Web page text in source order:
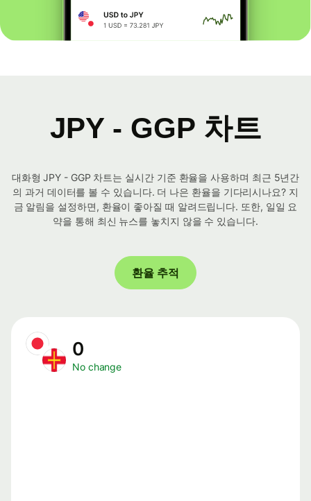
JPY - GGP 차트
대화형 JPY - GGP 차트는 실시간 기준 환율을 사용하며 최근 5년간
의 과거 데이터를 볼 수 있습니다. 더 나은 환율을 기다리시나요? 지
금 알림을 설정하면, 환율이 좋아질 때 알려드립니다. 또한, 일일 요
약을 통해 최신 뉴스를 놓치지 않을 수 있습니다.
환율 추적
0
No change